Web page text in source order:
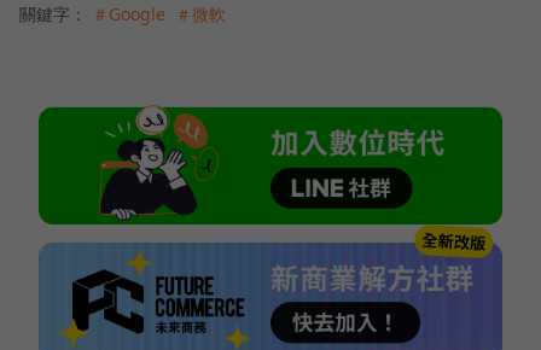
關鍵字： ＃Google ＃微軟